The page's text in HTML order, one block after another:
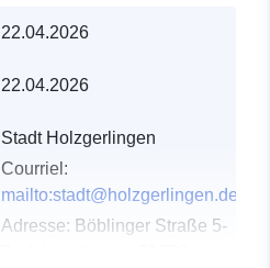
22.04.2026
22.04.2026
Stadt Holzgerlingen
Courriel:
mailto:stadt@holzgerlingen.de
Adresse: Böblinger Straße 5-